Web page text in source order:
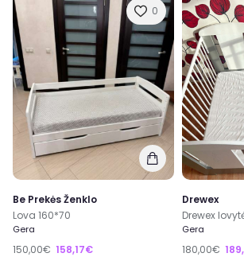
0
Be Prekės Ženklo
Lova 160*70
Gera
150,00€ 158,17€
Drewex
Gera
180,00€